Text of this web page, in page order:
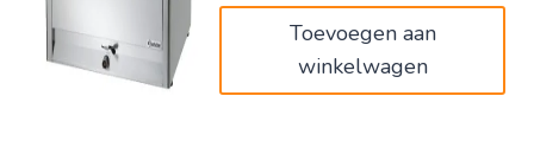
Toevoegen aan
winkelwagen